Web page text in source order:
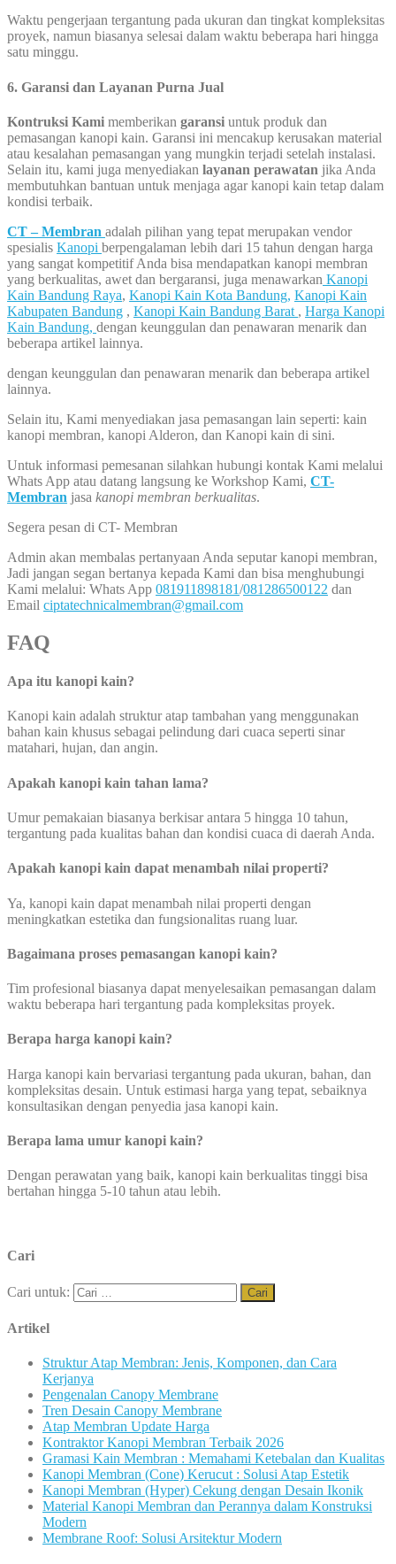
Waktu pengerjaan tergantung pada ukuran dan tingkat kompleksitas
proyek, namun biasanya selesai dalam waktu beberapa hari hingga
satu minggu.
6. Garansi dan Layanan Purna Jual
Kontruksi Kami memberikan garansi untuk produk dan
pemasangan kanopi kain. Garansi ini mencakup kerusakan material
atau kesalahan pemasangan yang mungkin terjadi setelah instalasi.
Selain itu, kami juga menyediakan layanan perawatan jika Anda
membutuhkan bantuan untuk menjaga agar kanopi kain tetap dalam
kondisi terbaik.
CT – Membran adalah pilihan yang tepat merupakan vendor
spesialis Kanopi berpengalaman lebih dari 15 tahun dengan harga
yang sangat kompetitif Anda bisa mendapatkan kanopi membran
yang berkualitas, awet dan bergaransi, juga menawarkan Kanopi
Kain Bandung Raya, Kanopi Kain Kota Bandung, Kanopi Kain
Kabupaten Bandung , Kanopi Kain Bandung Barat , Harga Kanopi
Kain Bandung, dengan keunggulan dan penawaran menarik dan
beberapa artikel lainnya.
dengan keunggulan dan penawaran menarik dan beberapa artikel
lainnya.
Selain itu, Kami menyediakan jasa pemasangan lain seperti: kain
kanopi membran, kanopi Alderon, dan Kanopi kain di sini.
Untuk informasi pemesanan silahkan hubungi kontak Kami melalui
Whats App atau datang langsung ke Workshop Kami, CT-
Membran jasa kanopi membran berkualitas.
Segera pesan di CT- Membran
Admin akan membalas pertanyaan Anda seputar kanopi membran,
Jadi jangan segan bertanya kepada Kami dan bisa menghubungi
Kami melalui: Whats App 081911898181/081286500122 dan
Email ciptatechnicalmembran@gmail.com
FAQ
Apa itu kanopi kain?
Kanopi kain adalah struktur atap tambahan yang menggunakan
bahan kain khusus sebagai pelindung dari cuaca seperti sinar
matahari, hujan, dan angin.
Apakah kanopi kain tahan lama?
Umur pemakaian biasanya berkisar antara 5 hingga 10 tahun,
tergantung pada kualitas bahan dan kondisi cuaca di daerah Anda.
Apakah kanopi kain dapat menambah nilai properti?
Ya, kanopi kain dapat menambah nilai properti dengan
meningkatkan estetika dan fungsionalitas ruang luar.
Bagaimana proses pemasangan kanopi kain?
Tim profesional biasanya dapat menyelesaikan pemasangan dalam
waktu beberapa hari tergantung pada kompleksitas proyek.
Berapa harga kanopi kain?
Harga kanopi kain bervariasi tergantung pada ukuran, bahan, dan
kompleksitas desain. Untuk estimasi harga yang tepat, sebaiknya
konsultasikan dengan penyedia jasa kanopi kain.
Berapa lama umur kanopi kain?
Dengan perawatan yang baik, kanopi kain berkualitas tinggi bisa
bertahan hingga 5-10 tahun atau lebih.
Cari
Cari untuk:
Artikel
Struktur Atap Membran: Jenis, Komponen, dan Cara
Kerjanya
Pengenalan Canopy Membrane
Tren Desain Canopy Membrane
Atap Membran Update Harga
Kontraktor Kanopi Membran Terbaik 2026
Gramasi Kain Membran : Memahami Ketebalan dan Kualitas
Kanopi Membran (Cone) Kerucut : Solusi Atap Estetik
Kanopi Membran (Hyper) Cekung dengan Desain Ikonik
Material Kanopi Membran dan Perannya dalam Konstruksi
Modern
Membrane Roof: Solusi Arsitektur Modern